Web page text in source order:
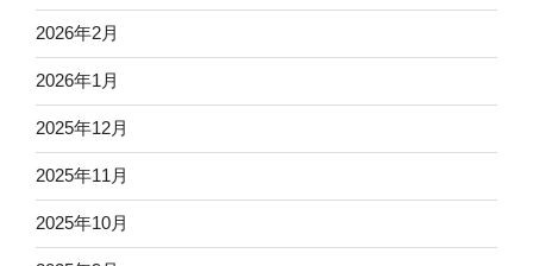
2026年2月
2026年1月
2025年12月
2025年11月
2025年10月